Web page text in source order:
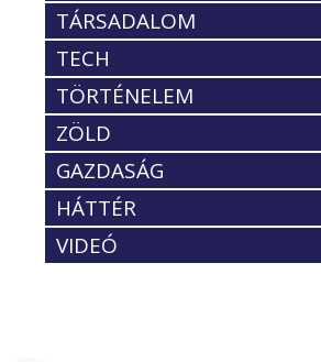
TÁRSADALOM
TECH
TÖRTÉNELEM
ZÖLD
GAZDASÁG
HÁTTÉR
VIDEÓ